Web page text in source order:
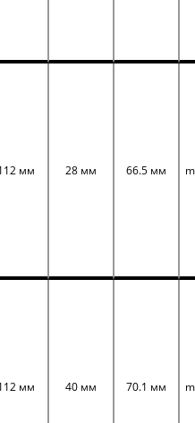
мм 28 мм 66.5 мм
мм 40 мм 70.1 мм